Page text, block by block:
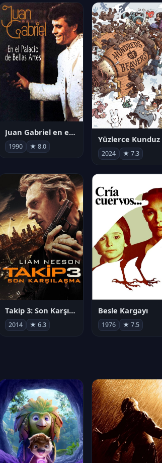
Juan Gabriel en el Palacio de Bellas Artes
1990 ★ 8.0
Yüzlerce Kunduz
2024 ★ 7.3
Takip 3: Son Karşılaşma
2014 ★ 6.3
Besle Kargayı
1976 ★ 7.5